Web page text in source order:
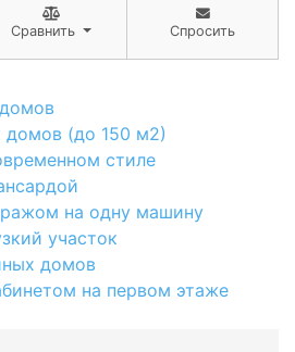
Сравнить Спросить
(до 150 м2)
стиле
на одну машину
участок
домов
на первом этаже